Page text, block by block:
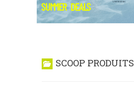
SCOOP PRODUITS